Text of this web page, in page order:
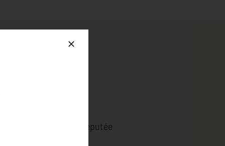
Nouvelle-Zélande, réputée